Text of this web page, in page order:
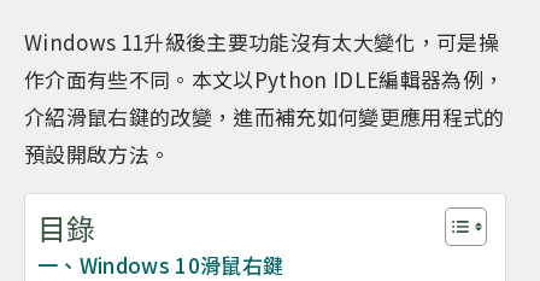
Windows 11升級後主要功能沒有太大變化，可是操
作介面有些不同。本文以Python IDLE編輯器為例，
介紹滑鼠右鍵的改變，進而補充如何變更應用程式的
預設開啟方法。
目錄
一、Windows 10滑鼠右鍵